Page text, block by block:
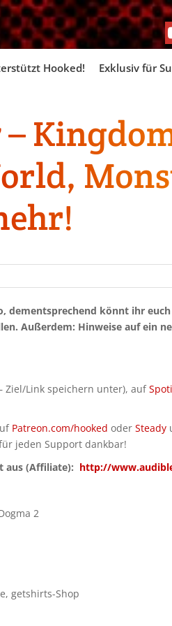
Hooked! Exklusiv für
dementsprechend könnt ihr
Außerdem: Hinweise auf ein
Ziel/Link speichern unter), auf
Patreon.com/hooked oder Steady
jeden Support dankbar!
aus (Affiliate): http://
2
getshirts-Shop